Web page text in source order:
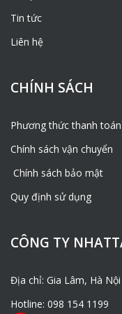
Tin tức
Liên hệ
CHÍNH SÁCH
Phương thức thanh toán
Chính sách vận chuyển
Chính sách bảo mật
Quy định sử dụng
CÔNG TY
Địa chỉ: Gia Lâm, Hà Nội
Hotline: 098 154 1199